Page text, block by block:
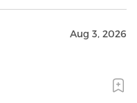
Aug 3, 2026